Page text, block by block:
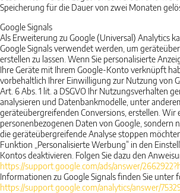
Speicherung für die Dauer von zwei Monaten
Google Signals
Als Erweiterung zu Google (Universal) Analytics
Google Signals verwendet werden, um
erstellen zu lassen. Wenn Sie personalisierte
Ihre Geräte mit Ihrem Google-Konto verknüpft
vorbehaltlich Ihrer Einwilligung zur Nutzung von
Art. 6 Abs. 1 lit. a DSGVO Ihr Nutzungsverhalten
analysieren und Datenbankmodelle, unter
geräteübergreifenden Conversions, erstellen. Wir
personenbezogenen Daten von Google, sondern
die geräteübergreifende Analyse stoppen
Funktion „Personalisierte Werbung“ in den
Kontos deaktivieren. Folgen Sie dazu den
https://support.google.com/ads/answer/2662922
Informationen zu Google Signals finden Sie unter
https://support.google.com/analytics/answer/